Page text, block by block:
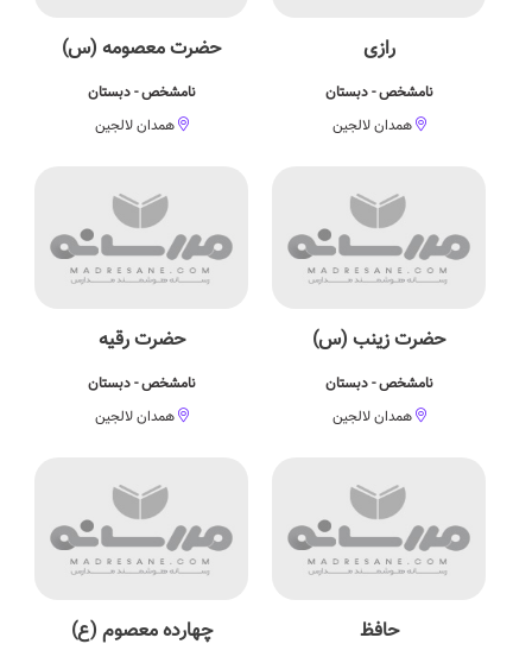
رازی
نامشخص - دبستان
همدان لالجین
حضرت معصومه (س)
نامشخص - دبستان
همدان لالجین
حضرت زینب (س)
نامشخص - دبستان
همدان لالجین
حضرت رقیه
نامشخص - دبستان
همدان لالجین
حافظ چهارده معصوم (ع)